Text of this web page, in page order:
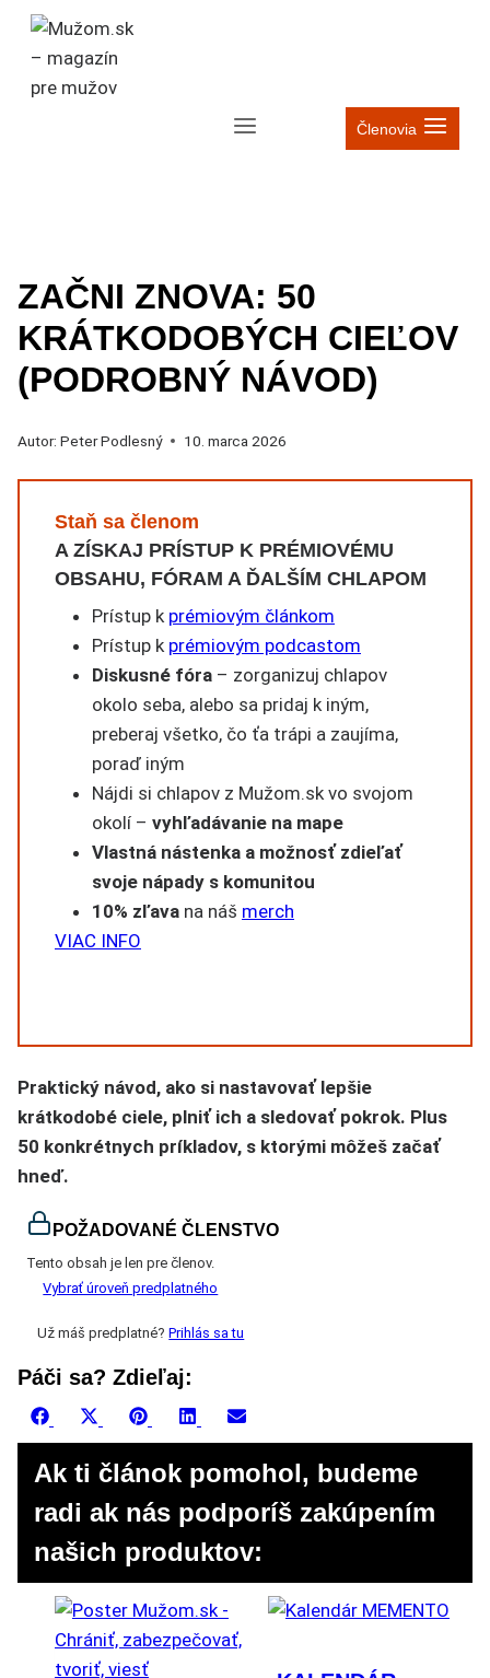
Skip
content
Členovia
ZAČNI ZNOVA: 50
KRÁTKODOBÝCH CIEĽOV
(PODROBNÝ NÁVOD)
Autor: Peter Podlesný 10. marca 2026
Staň sa členom
A ZÍSKAJ PRÍSTUP K PRÉMIOVÉMU
OBSAHU, FÓRAM A ĎALŠÍM CHLAPOM
Prístup k prémiovým článkom
Prístup k prémiovým podcastom
Diskusné fóra – zorganizuj chlapov
okolo seba, alebo sa pridaj k iným,
preberaj všetko, čo ťa trápi a zaujíma,
poraď iným
Nájdi si chlapov z Mužom.sk vo svojom
okolí – vyhľadávanie na mape
Vlastná nástenka a možnosť zdieľať
svoje nápady s komunitou
10% zľava na náš merch
VIAC INFO
Praktický návod, ako si nastavovať lepšie
krátkodobé ciele, plniť ich a sledovať pokrok. Plus
50 konkrétnych príkladov, s ktorými môžeš začať
hneď.
POŽADOVANÉ ČLENSTVO
Tento obsah je len pre členov.
Vybrať úroveň predplatného
Už máš predplatné?Prihlás sa tu
Páči sa? Zdieľaj:
Share
on
Facebook
Share
on
(Twitter)
Share
on
PinterestShare
on
LinkedInShare
on
Ak ti článok pomohol, budeme
radi ak nás podporíš zakúpením
našich produktov: